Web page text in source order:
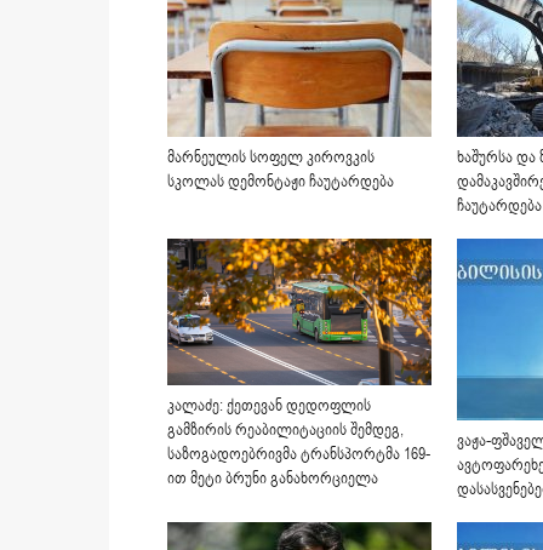
მარნეულის სოფელ კიროვკის
სკოლას დემონტაჟი ჩაუტარდება
ხაშურსა
ჩაუტარდება
კალაძე: ქეთევან დედოფლის
გამზირის რეაბილიტაციის შემდეგ,
საზოგადოებრივმა ტრანსპორტმა 169-
ით მეტი ბრუნი განახორციელა
ვაჟა-